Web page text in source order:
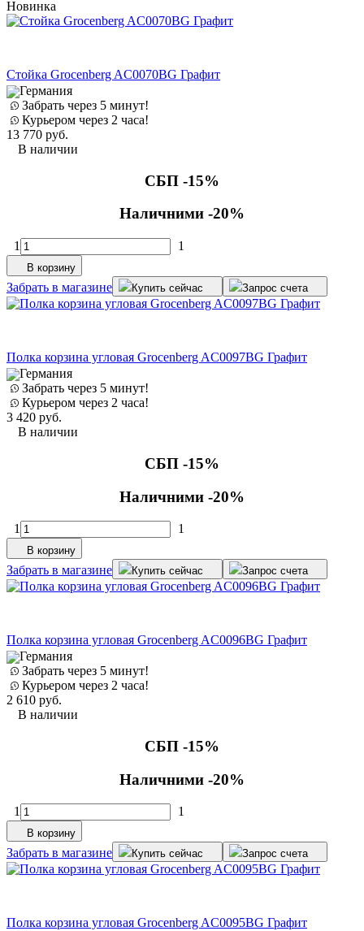
Новинка
Стойка Grocenberg AC0070BG Графит
Германия
Забрать через 5 минут!
Курьером через 2 часа!
13 770 руб.
В наличии
СБП -15%
Наличними -20%
1 1
В корзину
Забрать в магазине Купить сейчас Запрос счета
Полка корзина угловая Grocenberg AC0097BG Графит
Германия
Забрать через 5 минут!
Курьером через 2 часа!
3 420 руб.
В наличии
СБП -15%
Наличними -20%
1 1
В корзину
Забрать в магазине Купить сейчас Запрос счета
Полка корзина угловая Grocenberg AC0096BG Графит
Германия
Забрать через 5 минут!
Курьером через 2 часа!
2 610 руб.
В наличии
СБП -15%
Наличними -20%
1 1
В корзину
Забрать в магазине Купить сейчас Запрос счета
Полка корзина угловая Grocenberg AC0095BG Графит